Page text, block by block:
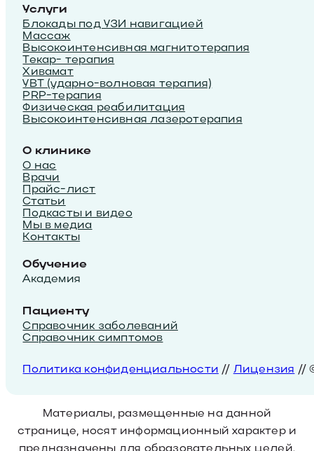
Услуги
Блокады под УЗИ навигацией
Массаж
Высокоинтенсивная магнитотерапия
Текар- терапия
Хивамат
УВТ (ударно-волновая терапия)
PRP-терапия
Физическая реабилитация
Высокоинтенсивная лазеротерапия
О клинике
О нас
Врачи
Прайс-лист
Статьи
Подкасты и видео
Мы в медиа
Контакты
Обучение
Академия
Пациенту
Справочник заболеваний
Справочник симптомов
Политика конфиденциальности // Лицензия //
Материалы, размещенные на данной
странице, носят информационный характер и
предназначены для образовательных целей.